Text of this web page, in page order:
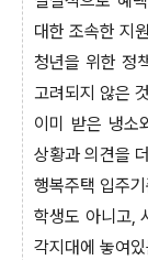
대한 조속한 지
청년을 위한 정
고려되지 않은
이미 받은 냉소
상황과 의견을
행복주택 입주
학생도 아니고,
각지대에 놓여